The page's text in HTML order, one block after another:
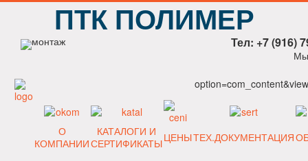
ПТК ПОЛИМЕР
Тел: +7 (916)
Мы
О
КОМПАНИИ
КАТАЛОГИ И
СЕРТИФИКАТЫЦЕНЫТЕХ.ДОКУМЕНТАЦИЯ